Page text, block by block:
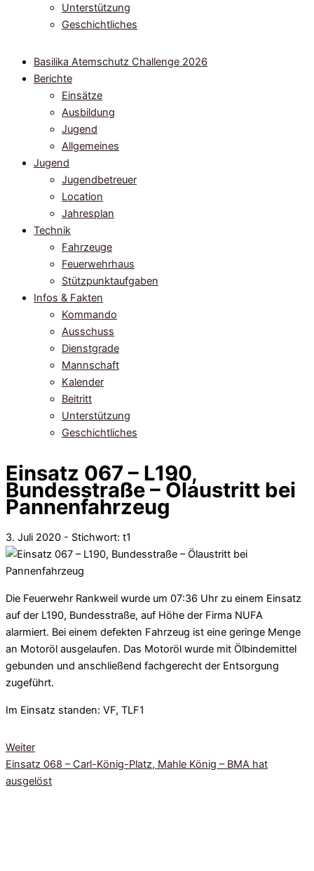
Unterstützung
Geschichtliches
Basilika Atemschutz Challenge 2026
Berichte
Einsätze
Ausbildung
Jugend
Allgemeines
Jugend
Jugendbetreuer
Location
Jahresplan
Technik
Fahrzeuge
Feuerwehrhaus
Stützpunktaufgaben
Infos & Fakten
Kommando
Ausschuss
Dienstgrade
Mannschaft
Kalender
Beitritt
Unterstützung
Geschichtliches
Einsatz 067 – L190,
Bundesstraße – Ölaustritt bei
Pannenfahrzeug
3. Juli 2020 - Stichwort: t1
Die Feuerwehr Rankweil wurde um 07:36 Uhr zu einem Einsatz
auf der L190, Bundesstraße, auf Höhe der Firma NUFA
alarmiert. Bei einem defekten Fahrzeug ist eine geringe Menge
an Motoröl ausgelaufen. Das Motoröl wurde mit Ölbindemittel
gebunden und anschließend fachgerecht der Entsorgung
zugeführt.
Im Einsatz standen: VF, TLF1
Weiter
Einsatz 068 – Carl-König-Platz, Mahle König – BMA hat
ausgelöst